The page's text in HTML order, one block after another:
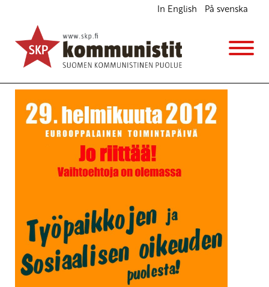
In English På svenska
Eurooppalainen ay-liikkeen toimintapäivä
Ajankohtaista
23.2.2012 - 10:32